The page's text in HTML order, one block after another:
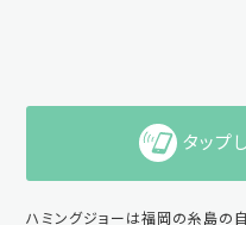
タップ
ハミングジョーは福岡の糸島の